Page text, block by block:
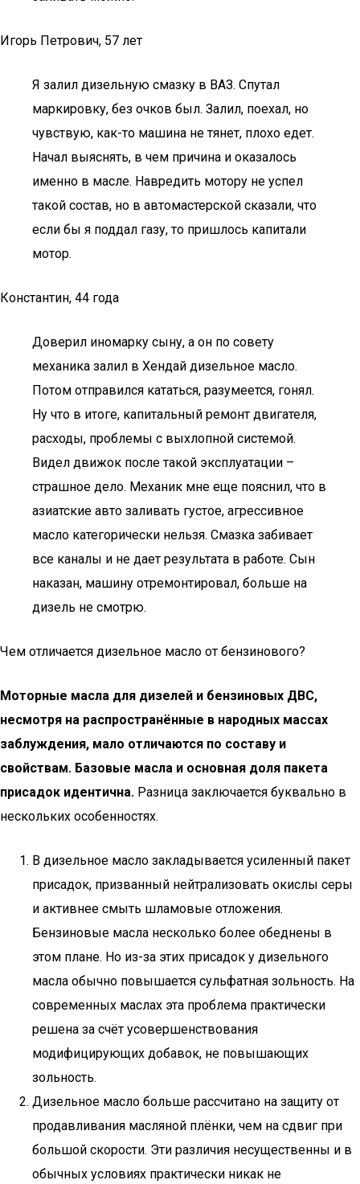
Игорь Петрович, 57 лет
Я залил дизельную смазку в ВАЗ. Спутал
маркировку, без очков был. Залил, поехал, но
чувствую, как-то машина не тянет, плохо едет.
Начал выяснять, в чем причина и оказалось
именно в масле. Навредить мотору не успел
такой состав, но в автомастерской сказали, что
если бы я поддал газу, то пришлось капитали
мотор.
Константин, 44 года
Доверил иномарку сыну, а он по совету
механика залил в Хендай дизельное масло.
Потом отправился кататься, разумеется, гонял.
Ну что в итоге, капитальный ремонт двигателя,
расходы, проблемы с выхлопной системой.
Видел движок после такой эксплуатации –
страшное дело. Механик мне еще пояснил, что в
азиатские авто заливать густое, агрессивное
масло категорически нельзя. Смазка забивает
все каналы и не дает результата в работе. Сын
наказан, машину отремонтировал, больше на
дизель не смотрю.
Чем отличается дизельное масло от бензинового?
Моторные масла для дизелей и бензиновых ДВС,
несмотря на распространённые в народных массах
заблуждения, мало отличаются по составу и
свойствам. Базовые масла и основная доля пакета
присадок идентична. Разница заключается буквально в
нескольких особенностях.
В дизельное масло закладывается усиленный пакет
присадок, призванный нейтрализовать окислы серы
и активнее смыть шламовые отложения.
Бензиновые масла несколько более обеднены в
этом плане. Но из-за этих присадок у дизельного
масла обычно повышается сульфатная зольность. На
современных маслах эта проблема практически
решена за счёт усовершенствования
модифицирующих добавок, не повышающих
зольность.
Дизельное масло больше рассчитано на защиту от
продавливания масляной плёнки, чем на сдвиг при
большой скорости. Эти различия несущественны и в
обычных условиях практически никак не